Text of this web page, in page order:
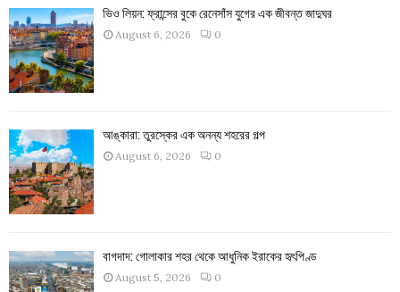
ভিও লিয়ন: ফ্রান্সের বুকে রেনেসাঁস যুগের এক জীবন্ত জাদুঘর
August 6, 2026 0
আঙ্কারা: তুরস্কের এক অনন্য শহরের গল্প
August 6, 2026 0
বাগদাদ: গোলাকার শহর থেকে আধুনিক ইরাকের হৃৎপিণ্ড
August 5, 2026 0